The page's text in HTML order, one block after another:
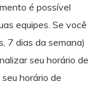
é possível
equipes. Se você
7 dias da semana)
seu horário de
horário de